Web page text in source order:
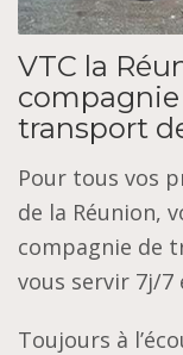
VTC la
transport
Pour tous vos
de la Réunion,
compagnie de
vous servir 7j/7
Toujours à